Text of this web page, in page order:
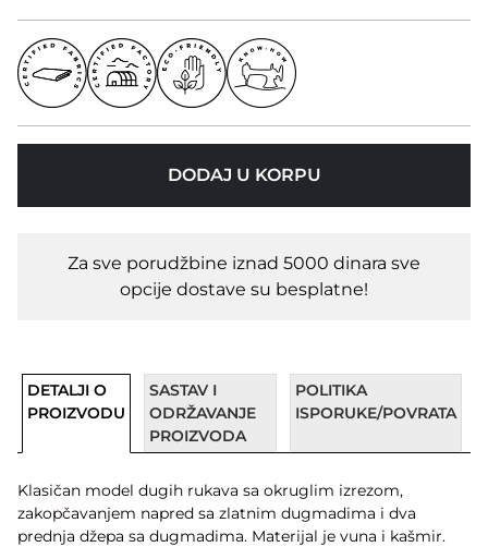
DODAJ U KORPU
Za sve porudžbine iznad 5000 dinara sve
opcije dostave su besplatne!
DETALJI O
PROIZVODU
SASTAV I
ODRŽAVANJE
PROIZVODA
POLITIKA
ISPORUKE/POVRATA
Klasičan model dugih rukava sa okruglim izrezom,
zakopčavanjem napred sa zlatnim dugmadima i dva
prednja džepa sa dugmadima. Materijal je vuna i kašmir.